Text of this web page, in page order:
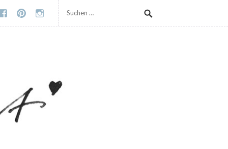
Suchen
nach:
Cookies verwenden.